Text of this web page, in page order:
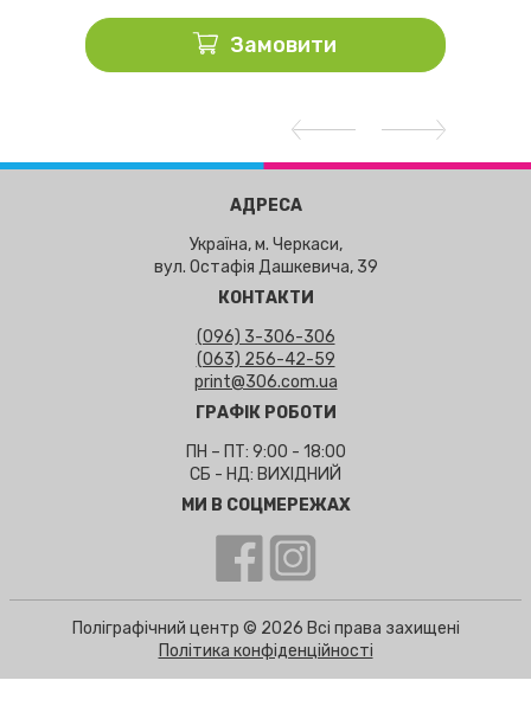
Замовити
АДРЕСА
Україна, м. Черкаси,
вул. Остафія Дашкевича, 39
КОНТАКТИ
(096) 3-306-306
(063) 256-42-59
print@306.com.ua
ГРАФІК РОБОТИ
ПН – ПТ: 9:00 - 18:00
СБ - НД: ВИХІДНИЙ
МИ В СОЦМЕРЕЖАХ
Поліграфічний центр © 2026 Всі права захищені
Політика конфіденційності